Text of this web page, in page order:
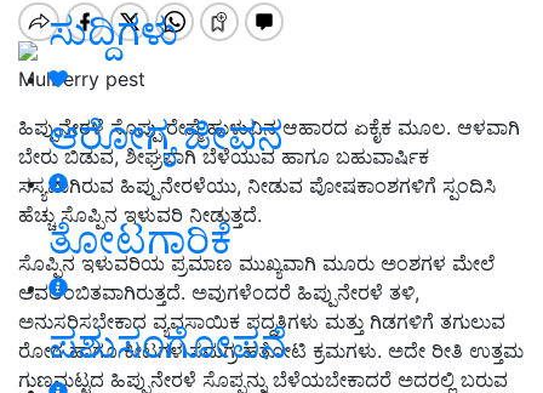
ಸುದ್ದಿಗಳು
ಆರೋಗ್ಯ ಜೀವನ
ತೋಟಗಾರಿಕೆ
ಪಶುಸಂಗೋಪನೆ
Mulberry pest
ಹಿಪ್ಪುನೇರಳೆ ಸೊಪ್ಪು ರೇಷ್ಮೆ ಹುಳುವಿನ ಆಹಾರದ ಏಕೈಕ ಮೂಲ. ಆಳವಾಗಿ
ಬೇರು ಬಿಡುವ,ಶೀಘ್ರವಾಗಿ ಬೆಳೆಯುವ ಹಾಗೂ ಬಹುವಾರ್ಷಿಕ
ಸಸ್ಯವಾಗಿರುವ ಹಿಪ್ಪುನೇರಳೆಯು, ನೀಡುವ ಪೋಷಕಾಂಶಗಳಿಗೆ ಸ್ಪಂದಿಸಿ
ಹೆಚ್ಚು ಸೊಪ್ಪಿನ ಇಳುವರಿ ನೀಡುತ್ತದೆ.
ಸೊಪ್ಪಿನ ಇಳುವರಿಯ ಪ್ರಮಾಣ ಮುಖ್ಯವಾಗಿ ಮೂರು ಅಂಶಗಳ ಮೇಲೆ
ಅವಲಂಬಿತವಾಗಿರುತ್ತದೆ. ಅವುಗಳೆಂದರೆ ಹಿಪ್ಪುನೇರಳೆ ತಳಿ,
ಅನುಸರಿಸಬೇಕಾದ ವ್ಯವಸಾಯಿಕ ಪದ್ಧತಿಗಳು ಮತ್ತು ಗಿಡಗಳಿಗೆ ತಗುಲುವ
ರೋಗ ಹಾಗೂ ಕೀಟಗಳ ಸಮಗ್ರ ಹತೋಟಿ ಕ್ರಮಗಳು. ಅದೇ ರೀತಿ ಉತ್ತಮ
ಗುಣಮಟ್ಟದ ಹಿಪ್ಪುನೇರಳೆ ಸೊಪ್ಪನ್ನು ಬೆಳೆಯಬೇಕಾದರೆ ಅದರಲ್ಲಿ ಬರುವ